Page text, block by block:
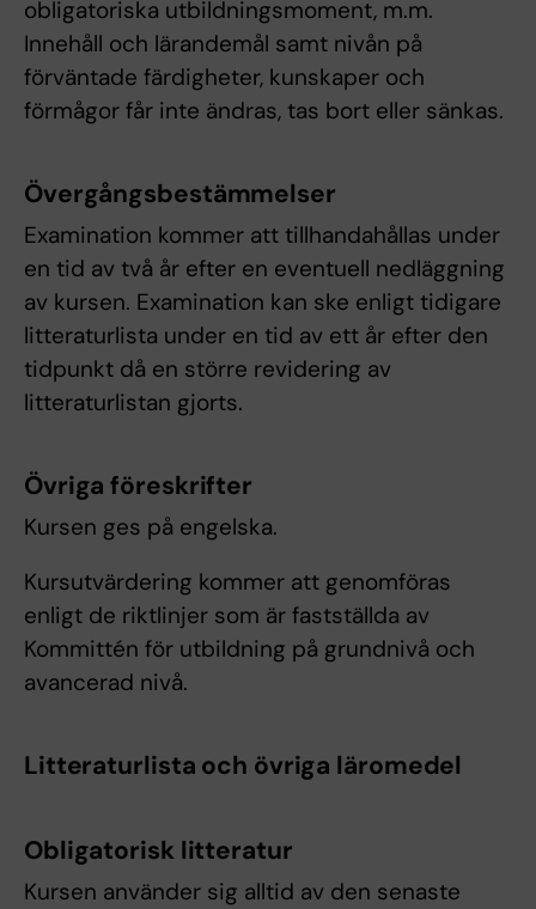
obligatoriska utbildningsmoment, m.m.
Innehåll och lärandemål samt nivån på
förväntade färdigheter, kunskaper och
förmågor får inte ändras, tas bort eller sänkas.
Övergångsbestämmelser
Examination kommer att tillhandahållas under
en tid av två år efter en eventuell nedläggning
av kursen. Examination kan ske enligt tidigare
litteraturlista under en tid av ett år efter den
tidpunkt då en större revidering av
litteraturlistan gjorts.
Övriga föreskrifter
Kursen ges på engelska.
Kursutvärdering kommer att genomföras
enligt de riktlinjer som är fastställda av
Kommittén för utbildning på grundnivå och
avancerad nivå.
Litteraturlista och övriga läromedel
Obligatorisk litteratur
Kursen använder sig alltid av den senaste